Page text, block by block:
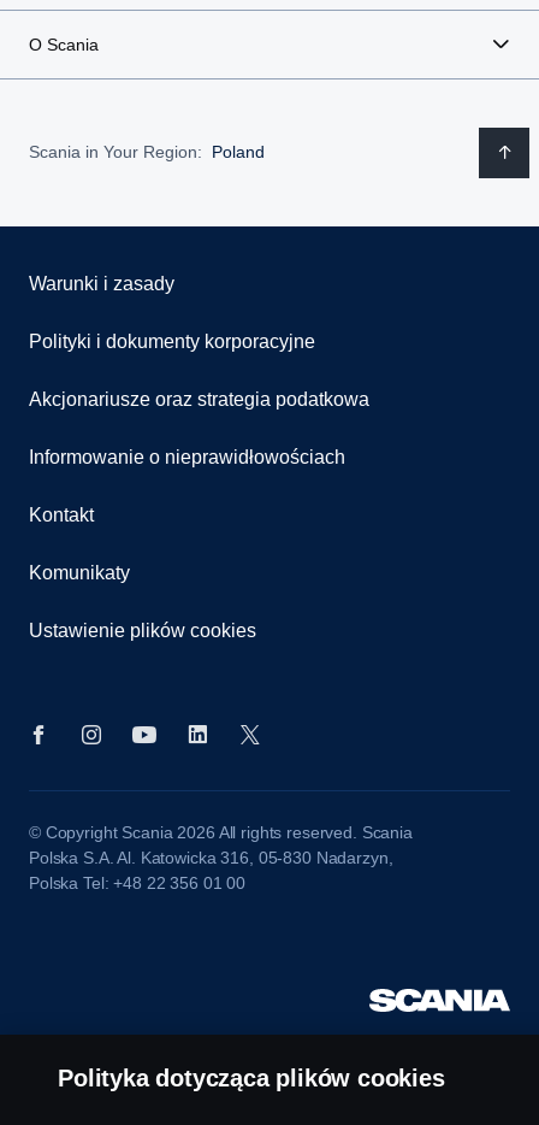
O Scania
Scania in Your Region: Poland
Warunki i zasady
Polityki i dokumenty korporacyjne
Akcjonariusze oraz strategia podatkowa
Informowanie o nieprawidłowościach
Kontakt
Komunikaty
Ustawienie plików cookies
© Copyright Scania 2026 All rights reserved. Scania
Polska S.A. Al. Katowicka 316, 05-830 Nadarzyn,
Polska Tel: +48 22 356 01 00
Polityka dotycząca plików cookies